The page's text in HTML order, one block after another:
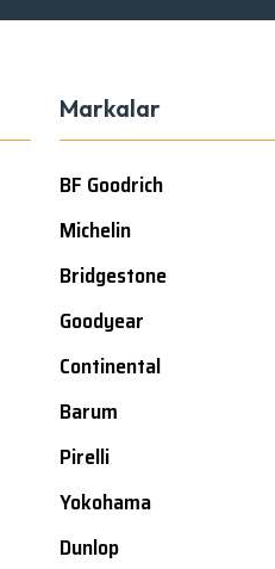
Markalar
BF Goodrich
Michelin
Bridgestone
Goodyear
Continental
Barum
Pirelli
Yokohama
Dunlop